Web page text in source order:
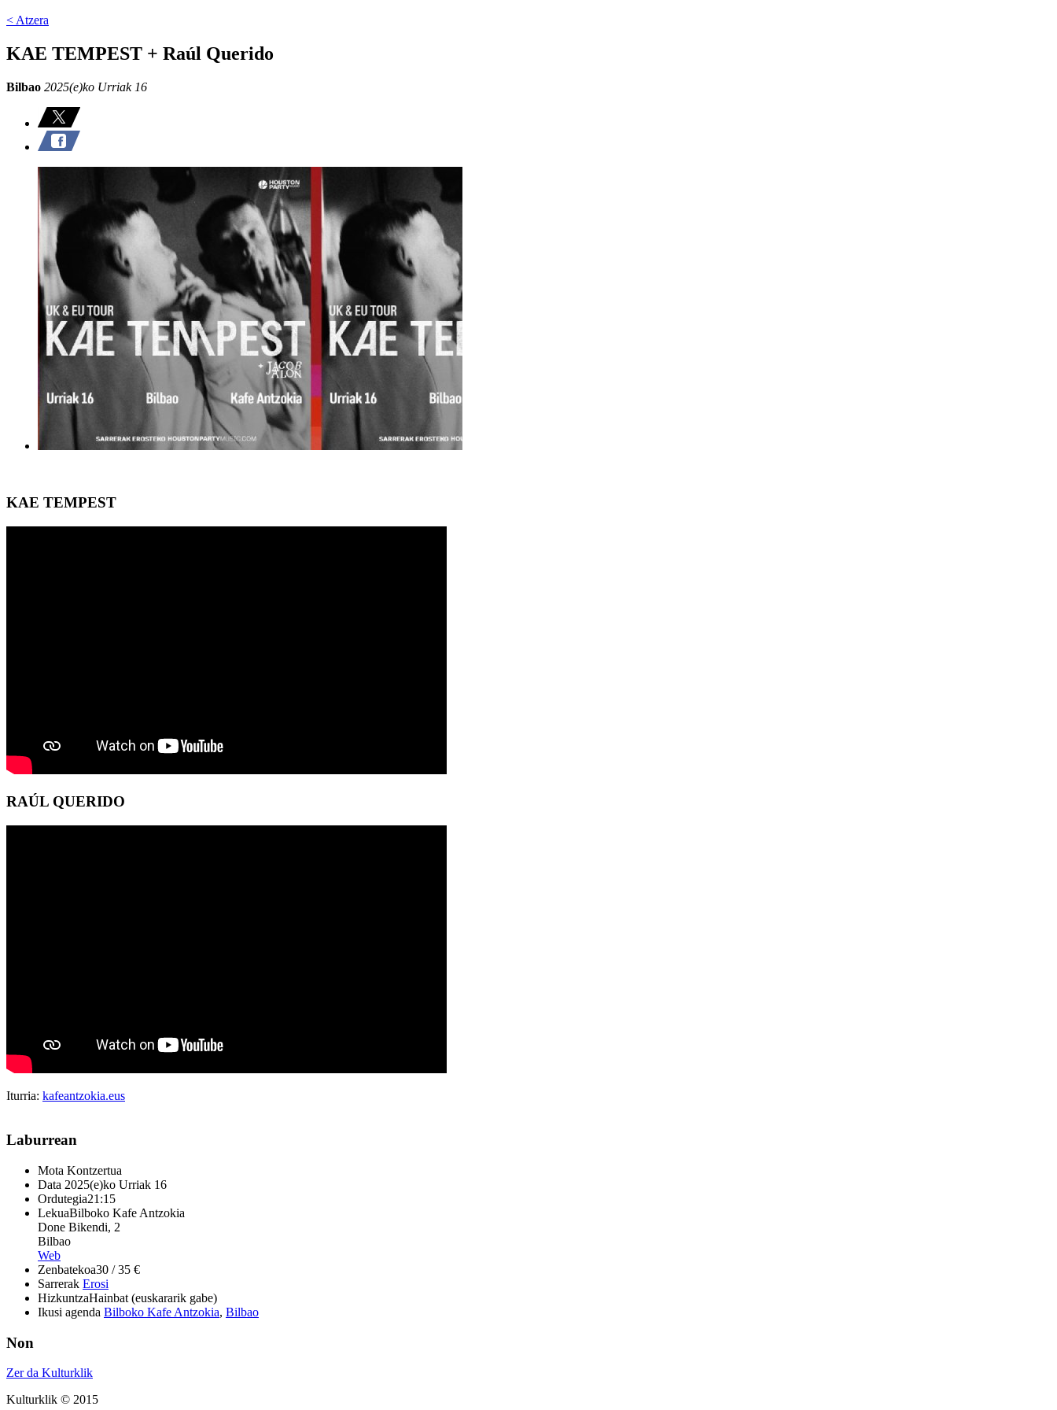
< Atzera
KAE TEMPEST + Raúl Querido
Bilbao 2025(e)ko Urriak 16
KAE TEMPEST
RAÚL QUERIDO
Iturria: kafeantzokia.eus
Laburrean
Mota Kontzertua
Data 2025(e)ko Urriak 16
Ordutegia21:15
LekuaBilboko Kafe Antzokia
Done Bikendi, 2
Bilbao
Web
Zenbatekoa30 / 35 €
Sarrerak Erosi
HizkuntzaHainbat (euskararik gabe)
Ikusi agenda Bilboko Kafe Antzokia, Bilbao
Non
Zer da Kulturklik
Kulturklik © 2015